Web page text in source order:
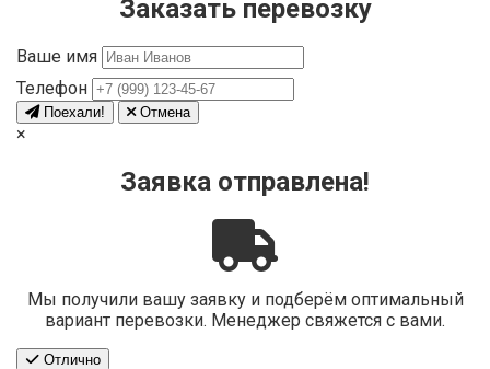
Заказать перевозку
Ваше имя
Телефон
Поехали! Отмена
×
Заявка отправлена!
Мы получили вашу заявку и подберём оптимальный
вариант перевозки. Менеджер свяжется с вами.
Отлично